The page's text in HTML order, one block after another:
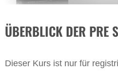
ÜBERBLICK DER PRE
Dieser Kurs ist nur für